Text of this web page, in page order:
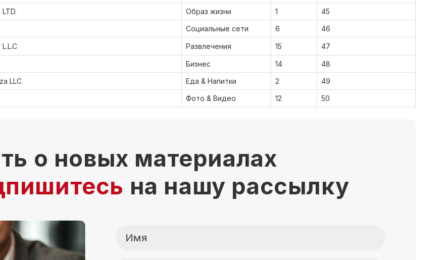
Образ жизни 1
45
Социальные сети 6
46
Развлечения 15 47
Бизнес 14
48
LLC Еда & Напитки 2
49
Фото & Видео 12 50
о новых материалах
на нашу рассылку